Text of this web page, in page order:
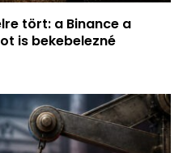
tört: a Binance a
is bekebelezné